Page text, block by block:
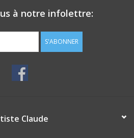
à notre infolettre:
S'ABONNER
Claude